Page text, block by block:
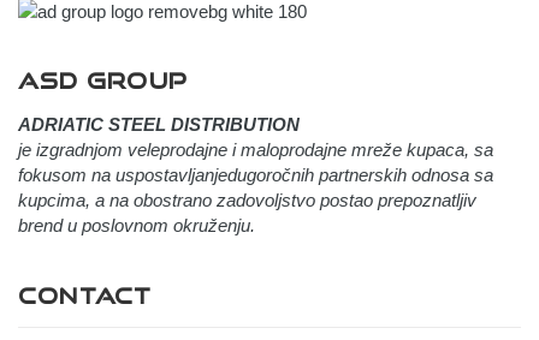
ASD GROUP
ADRIATIC STEEL DISTRIBUTION
je izgradnjom veleprodajne i maloprodajne mreže kupaca, sa
fokusom na uspostavljanjedugoročnih partnerskih odnosa sa
kupcima, a na obostrano zadovoljstvo postao prepoznatljiv
brend u poslovnom okruženju.
CONTACT